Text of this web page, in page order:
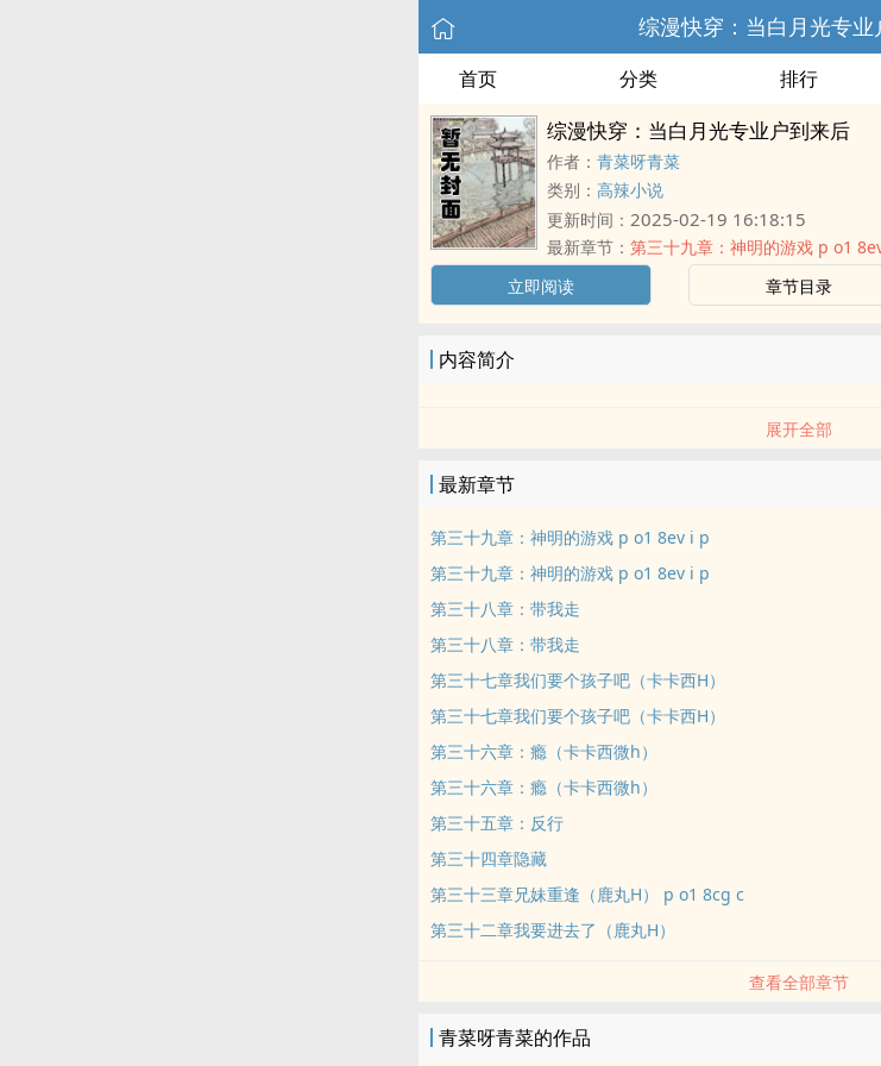
综漫快穿：当白月光专业
首页 分类 排行
综漫快穿：当白月光专业户到来后
作者： 青菜呀青菜
类别： 高辣小说
更新时间： 2025-02-19 16:18:15
最新章节： 第三十九章：神明的游戏 p o1
立即阅读
章节目录
内容简介
展开全部
最新章节
第三十九章：神明的游戏 p o1 8ev i p
第三十九章：神明的游戏 p o1 8ev i p
第三十八章：带我走
第三十八章：带我走
第三十七章我们要个孩子吧（卡卡西H）
第三十七章我们要个孩子吧（卡卡西H）
第三十六章：瘾（卡卡西微h）
第三十六章：瘾（卡卡西微h）
第三十五章：反行
第三十四章隐藏
第三十三章兄妹重逢（鹿丸H） p o1 8cg c
第三十二章我要进去了（鹿丸H）
查看全部章节
青菜呀青菜的作品